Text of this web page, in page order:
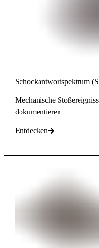
Schockantwortspektrum
Mechanische
dokumentieren
Entdecken